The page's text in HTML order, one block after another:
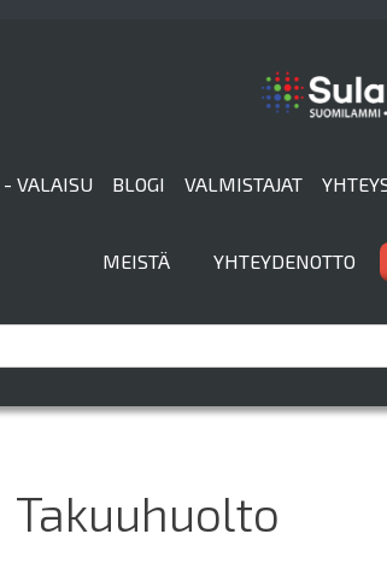
- VALAISU BLOGI VALMISTAJAT
MEISTÄ YHTEYDENOTTO
Takuuhuolto